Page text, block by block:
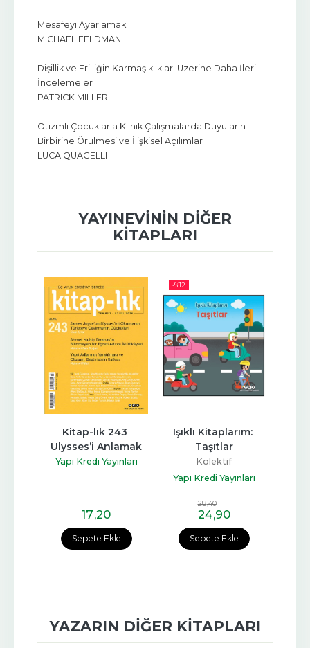
Mesafeyi Ayarlamak
MICHAEL FELDMAN
Dişillik ve Erilliğin Karmaşıklıkları Üzerine Daha İleri
İncelemeler
PATRICK MILLER
Otizmli Çocuklarla Klinik Çalışmalarda Duyuların
Birbirine Örülmesi ve İlişkisel Açılımlar
LUCA QUAGELLI
YAYINEVININ DIĞER
KITAPLARI
Anlamak
Yayınları
-%12
Sepete Ekle
Işıklı Kitaplarım:
Taşıtlar
Kolektif
Yapı Kredi Yayınları
Sepete Ekle
Küçük Adam, Küçük
James Baldwin
Yapı Kredi Yayınları
YAZARIN DIĞER KITAPLARI